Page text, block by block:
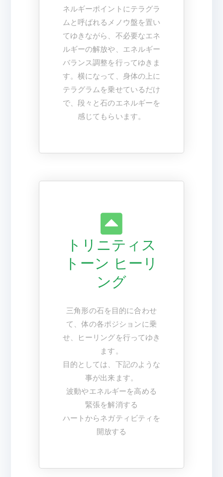
ネルギーポイントにテラグラ
ムと呼ばれるメノウ盤を置い
てゆきながら、不必要なエネ
ルギーの解放や、エネルギー
バランス調整を行ってゆきま
す。横になって、身体の上に
テラグラムを乗せているだけ
で、段々と石のエネルギーを
感じてもらいます。
トリニティス
トーン ヒーリ
ング
三角形の石を目的に合わせ
て、体の各ポジションに乗
せ、ヒーリングを行ってゆき
ます。
目的としては、下記のような
事が出来ます。
波動やエネルギーを高める
緊張を解消する
ハートからネガティビティを
開放する